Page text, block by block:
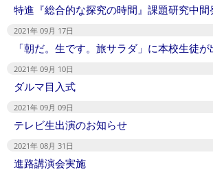
特進『総合的な探究の時間』課題研究中間
2021年 09月 17日
「朝だ。生です。旅サラダ」に本校生徒が
2021年 09月 10日
ダルマ目入式
2021年 09月 09日
テレビ生出演のお知らせ
2021年 08月 31日
進路講演会実施